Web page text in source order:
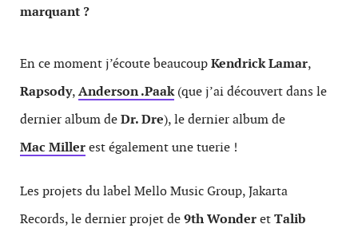
marquant ?
En ce moment j’écoute beaucoupKendrick Lamar,
Rapsody,Anderson .Paak(que j’ai découvert dans le
dernier album deDr. Dre), le dernier album de
Mac Millerest également une tuerie !
Les projets du label Mello Music Group, Jakarta
Records, le dernier projet de9th WonderetTalib